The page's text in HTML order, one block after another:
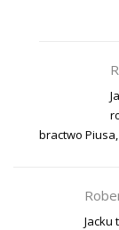
bractwo
Jacku